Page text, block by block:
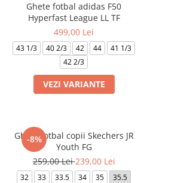
Ghete fotbal adidas F50
Hyperfast League LL TF
499,00 Lei
43 1/3 40 2/3 42 44
41 1/3
42 2/3
VEZI VARIANTE
-8%
Ghete fotbal copii Skechers JR
Youth FG
259,00 Lei239,00 Lei
32 33 33.5 34 35
35.5